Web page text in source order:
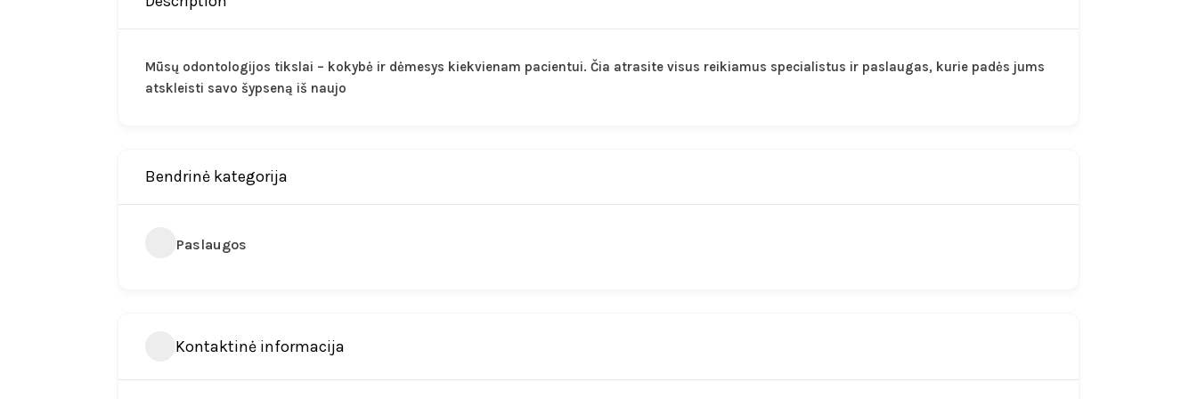
Mūsų odontologijos tikslai – kokybė ir dėmesys kiekvienam pacientui. Čia atrasite visus reikiamus specialistus ir paslaugas, kurie padės jums
atskleisti savo šypseną iš naujo
Bendrinė kategorija
Paslaugos
Kontaktinė informacija